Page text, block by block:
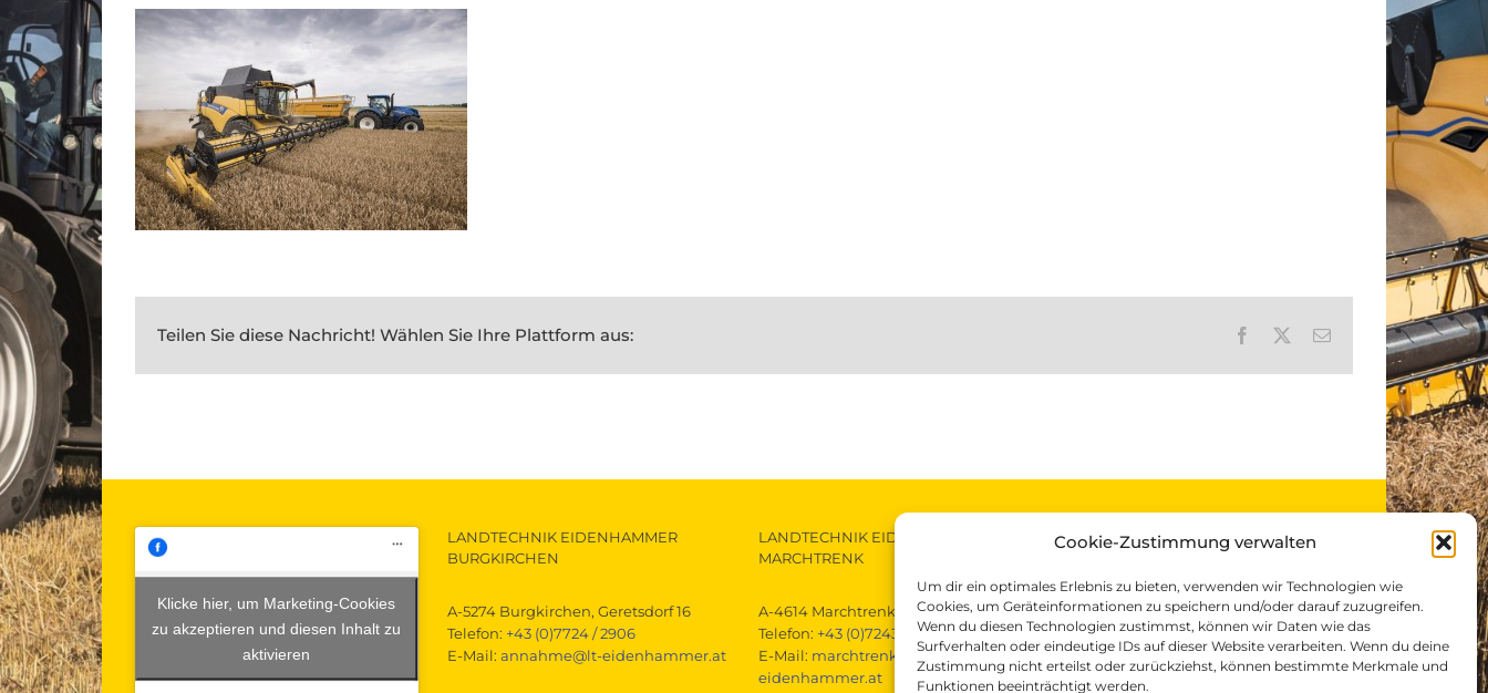
Cookie-Zustimmung verwalten
Um dir ein optimales Erlebnis zu bieten, verwenden wir Technologien wie
Cookies, um Geräteinformationen zu speichern und/oder darauf zuzugreifen.
Wenn du diesen Technologien zustimmst, können wir Daten wie das
Surfverhalten oder eindeutige IDs auf dieser Website verarbeiten. Wenn du deine
Zustimmung nicht erteilst oder zurückziehst, können bestimmte Merkmale und
Funktionen beeinträchtigt werden.
Teilen Sie diese Nachricht! Wählen Sie Ihre Plattform aus: Facebook
E-
Klicke hier, um Marketing-Cookies
zu akzeptieren und diesen Inhalt zu
aktivieren
LANDTECHNIK EIDENHAMMER
BURGKIRCHEN
A-5274 Burgkirchen, Geretsdorf 16
Telefon: +43 (0)7724 / 2906
E-Mail: annahme@lt-eidenhammer.at
LANDTECHNIK EIDENHAMMER
MARCHTRENK
A-4614 Marchtrenk, Gewerbestraße 15
Telefon: +43 (0)7243 / 52290
E-Mail: marchtrenk@lt-
eidenhammer.at
LANDTECHNIK EIDENHAMMER
A-5621 St.Veit/Pongau, Gewerbepark 1
Telefon:+43 (0)6415 / 5607
E-Mail:st.veit@lt-eidenhammer.at